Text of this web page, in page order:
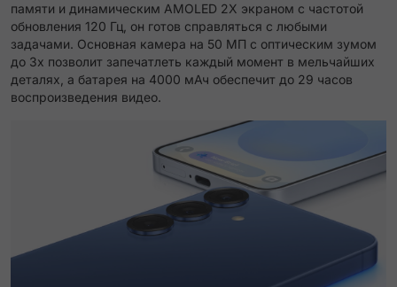
памяти и динамическим AMOLED 2X экраном с частотой
обновления 120 Гц, он готов справляться с любыми
задачами. Основная камера на 50 МП с оптическим зумом
до 3х позволит запечатлеть каждый момент в мельчайших
деталях, а батарея на 4000 мАч обеспечит до 29 часов
воспроизведения видео.